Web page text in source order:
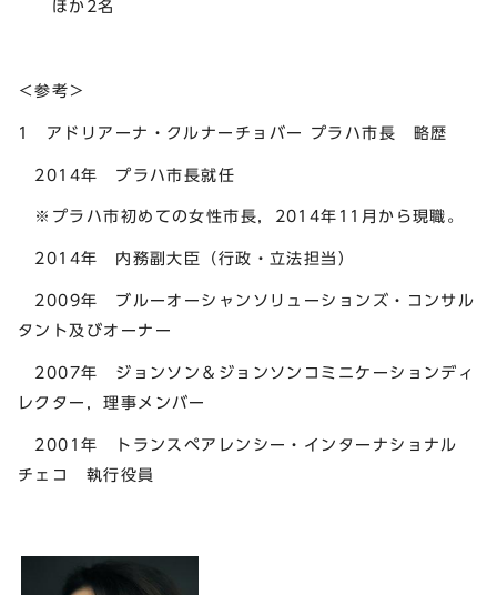
ほか2名
＜参考＞
1 アドリアーナ・クルナーチョバー プラハ市長 略歴
2014年 プラハ市長就任
※プラハ市初めての女性市長，2014年11月から現職。
2014年 内務副大臣（行政・立法担当）
2009年 ブルーオーシャンソリューションズ・コンサル
タント及びオーナー
2007年 ジョンソン＆ジョンソンコミニケーションディ
レクター，理事メンバー
2001年 トランスペアレンシー・インターナショナル
チェコ 執行役員